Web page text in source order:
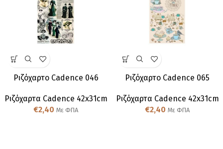
Ριζόχαρτο Cadence 046
Ριζόχαρτα Cadence 42x31cm
€2,40 Με ΦΠΑ
Ριζόχαρτο Cadence 065
Ριζόχαρτα Cadence 42x31cm
€2,40 Με ΦΠΑ